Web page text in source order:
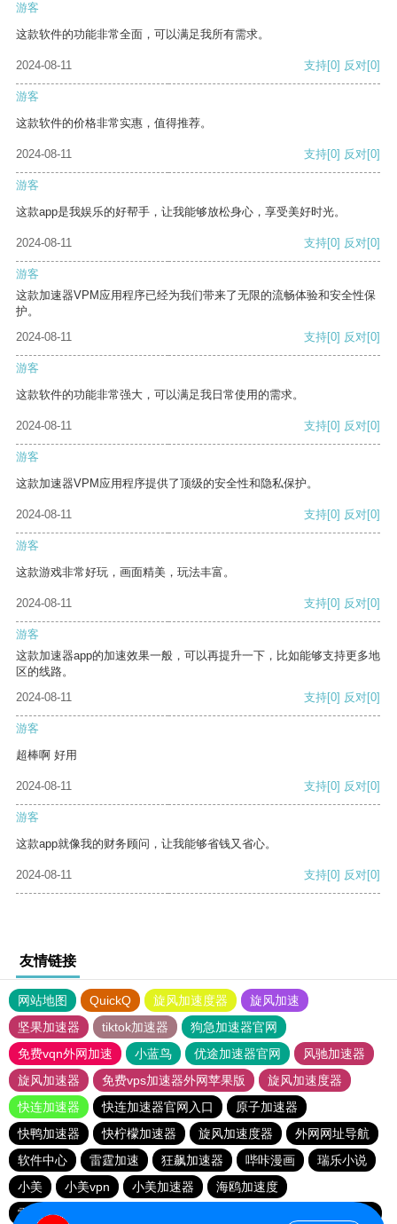
游客
这款软件的功能非常全面，可以满足我所有需求。
2024-08-11 支持[0] 反对[0]
游客
这款软件的价格非常实惠，值得推荐。
2024-08-11 支持[0] 反对[0]
游客
这款app是我娱乐的好帮手，让我能够放松身心，享受美好时光。
2024-08-11 支持[0] 反对[0]
游客
这款加速器VPM应用程序已经为我们带来了无限的流畅体验和安全性保
护。
2024-08-11
支持[0] 反对[0]
游客
这款软件的功能非常强大，可以满足我日常使用的需求。
2024-08-11 支持[0] 反对[0]
游客
这款加速器VPM应用程序提供了顶级的安全性和隐私保护。
2024-08-11 支持[0] 反对[0]
游客
这款游戏非常好玩，画面精美，玩法丰富。
2024-08-11 支持[0] 反对[0]
游客
这款加速器app的加速效果一般，可以再提升一下，比如能够支持更多地
区的线路。
2024-08-11
支持[0] 反对[0]
游客
超棒啊 好用
2024-08-11 支持[0] 反对[0]
游客
这款app就像我的财务顾问，让我能够省钱又省心。
2024-08-11 支持[0] 反对[0]
友情链接
网站地图 QuickQ 旋风加速度器
旋风加速
坚果加速器
tiktok加速器
狗急加速器官网
免费vqn外网加速
小蓝鸟 优途加速器官网
风驰加速器
旋风加速器
免费vps加速器外网苹果版
旋风加速度器
快连加速器
快连加速器官网入口
原子加速器
快鸭加速器
快柠檬加速器 旋风加速度器
外网网址导航
软件中心
雷霆加速 狂飙加速器 哔咔漫画
瑞乐小说
小美
小美vpn 小美加速器
海鸥加速度
雷霆加速版ins
雷霆加速